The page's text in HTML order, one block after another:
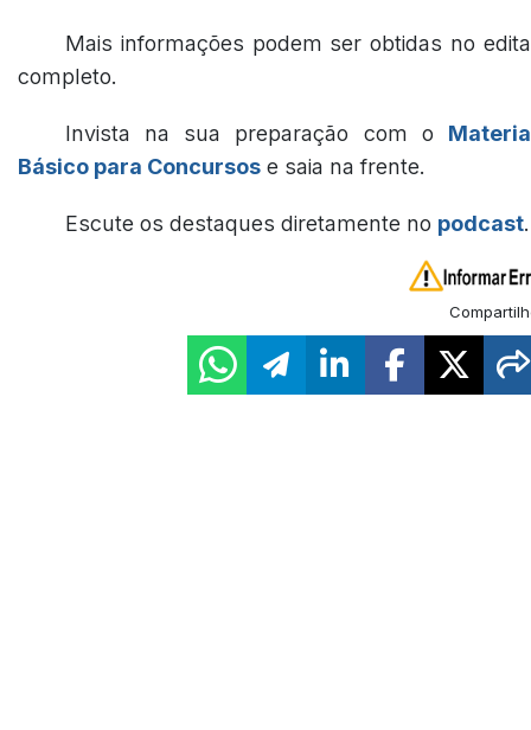
Mais informações podem ser obtidas no
completo.
Invista na sua preparação com o
Básico para Concursos e saia na frente.
Escute os destaques diretamente no podcast.